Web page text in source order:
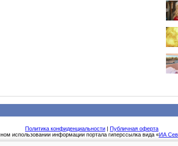
Политика конфиденциальности | Публичная оферта
использовании информации портала гиперссылка вида «ИА